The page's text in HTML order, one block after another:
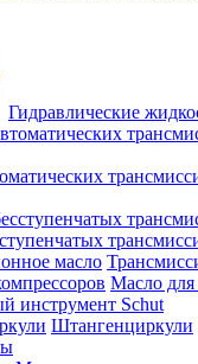
Гидравлические
Масло для
инструмент Schut
Штангенциркули